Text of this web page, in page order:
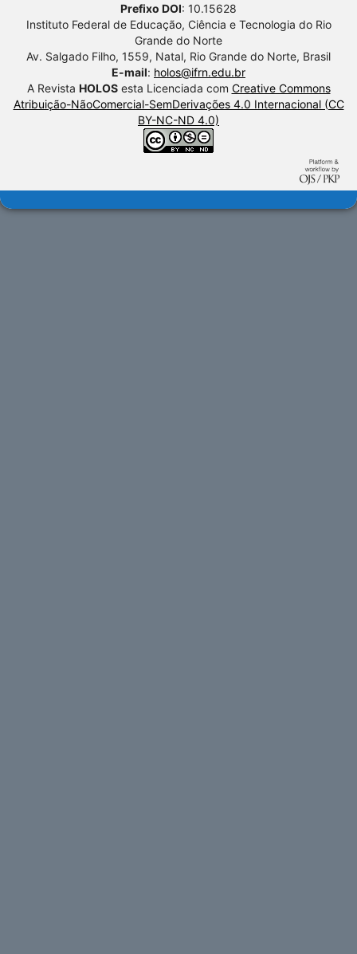
Prefixo DOI: 10.15628
Instituto Federal de Educação, Ciência e Tecnologia do Rio
Grande do Norte
Av. Salgado Filho, 1559, Natal, Rio Grande do Norte, Brasil
E-mail: holos@ifrn.edu.br
A Revista HOLOSesta Licenciada com Creative Commons
Atribuição-NãoComercial-SemDerivações 4.0 Internacional (CC
BY-NC-ND 4.0)